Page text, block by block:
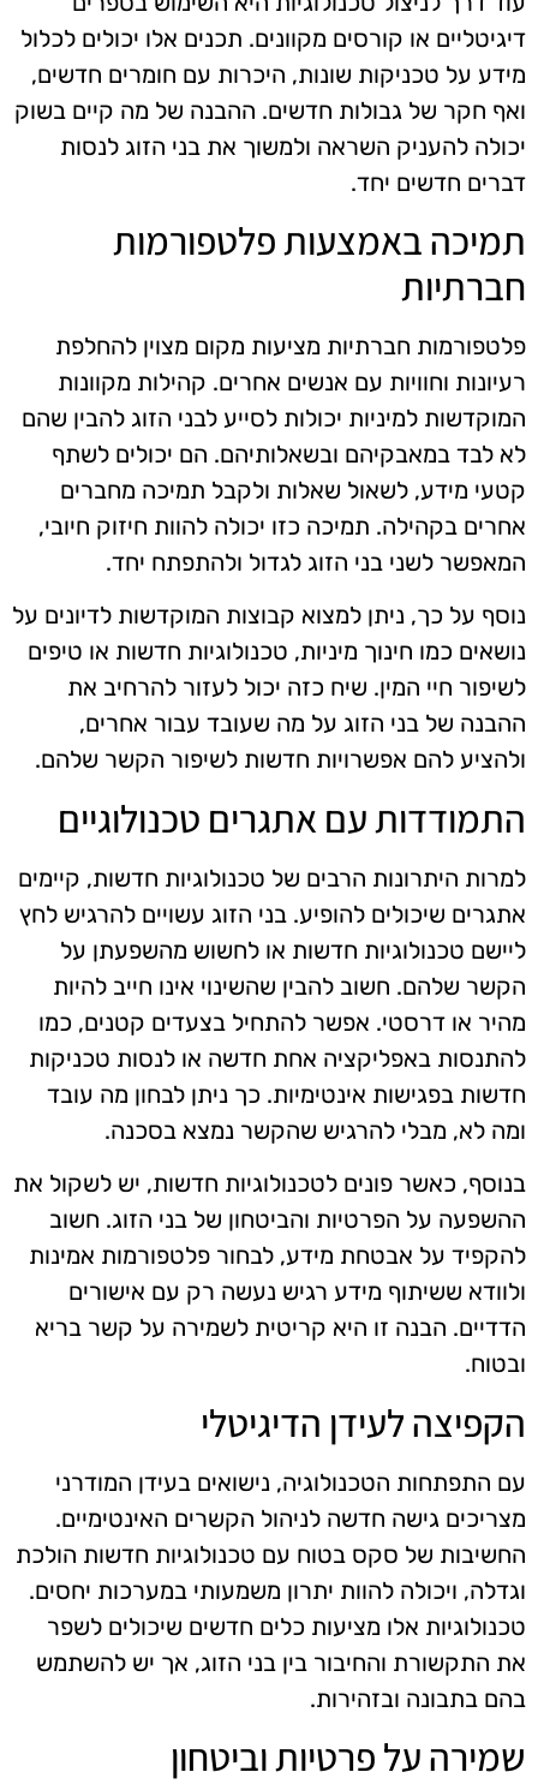
דיגיטליים או קורסים מקוונים. תכנים אלו יכולים לכלול
מידע על טכניקות שונות, היכרות עם חומרים חדשים,
ואף חקר של גבולות חדשים. ההבנה של מה קיים בשוק
יכולה להעניק השראה ולמשוך את בני הזוג לנסות
דברים חדשים יחד.
תמיכה באמצעות פלטפורמות
חברתיות
פלטפורמות חברתיות מציעות מקום מצוין להחלפת
רעיונות וחוויות עם אנשים אחרים. קהילות מקוונות
המוקדשות למיניות יכולות לסייע לבני הזוג להבין שהם
לא לבד במאבקיהם ובשאלותיהם. הם יכולים לשתף
קטעי מידע, לשאול שאלות ולקבל תמיכה מחברים
אחרים בקהילה. תמיכה כזו יכולה להוות חיזוק חיובי,
המאפשר לשני בני הזוג לגדול ולהתפתח יחד.
נוסף על כך, ניתן למצוא קבוצות המוקדשות לדיונים על
נושאים כמו חינוך מיניות, טכנולוגיות חדשות או טיפים
לשיפור חיי המין. שיח כזה יכול לעזור להרחיב את
ההבנה של בני הזוג על מה שעובד עבור אחרים,
ולהציע להם אפשרויות חדשות לשיפור הקשר שלהם.
התמודדות עם אתגרים טכנולוגיים
למרות היתרונות הרבים של טכנולוגיות חדשות, קיימים
אתגרים שיכולים להופיע. בני הזוג עשויים להרגיש לחץ
ליישם טכנולוגיות חדשות או לחשוש מהשפעתן על
הקשר שלהם. חשוב להבין שהשינוי אינו חייב להיות
מהיר או דרסטי. אפשר להתחיל בצעדים קטנים, כמו
להתנסות באפליקציה אחת חדשה או לנסות טכניקות
חדשות בפגישות אינטימיות. כך ניתן לבחון מה עובד
ומה לא, מבלי להרגיש שהקשר נמצא בסכנה.
בנוסף, כאשר פונים לטכנולוגיות חדשות, יש לשקול את
ההשפעה על הפרטיות והביטחון של בני הזוג. חשוב
להקפיד על אבטחת מידע, לבחור פלטפורמות אמינות
ולוודא ששיתוף מידע רגיש נעשה רק עם אישורים
הדדיים. הבנה זו היא קריטית לשמירה על קשר בריא
ובטוח.
הקפיצה לעידן הדיגיטלי
עם התפתחות הטכנולוגיה, נישואים בעידן המודרני
מצריכים גישה חדשה לניהול הקשרים האינטימיים.
החשיבות של סקס בטוח עם טכנולוגיות חדשות הולכת
וגדלה, ויכולה להוות יתרון משמעותי במערכות יחסים.
טכנולוגיות אלו מציעות כלים חדשים שיכולים לשפר
את התקשורת והחיבור בין בני הזוג, אך יש להשתמש
בהם בתבונה ובזהירות.
שמירה על פרטיות וביטחון